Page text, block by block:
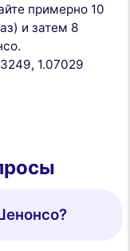
примерно 10
и затем 8
1.07029